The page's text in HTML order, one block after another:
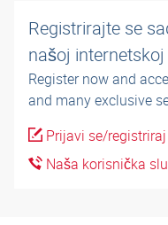
Registrirajte se
našoj
Register now and
and many exclusive
Prijavi se/
Naša korisnička